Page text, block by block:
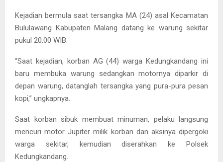
Kejadian bermula saat tersangka MA (24) asal Kecamatan
Bululawang Kabupaten Malang datang ke warung sekitar
pukul 20.00 WIB.
“Saat kejadian, korban AG (44) warga Kedungkandang ini
baru membuka warung sedangkan motornya diparkir di
depan warung, datanglah tersangka yang pura-pura pesan
kopi,” ungkapnya.
Saat korban sibuk membuat minuman, pelaku langsung
mencuri motor Jupiter milik korban dan aksinya dipergoki
warga sekitar, kemudian diserahkan ke Polsek
Kedungkandang.